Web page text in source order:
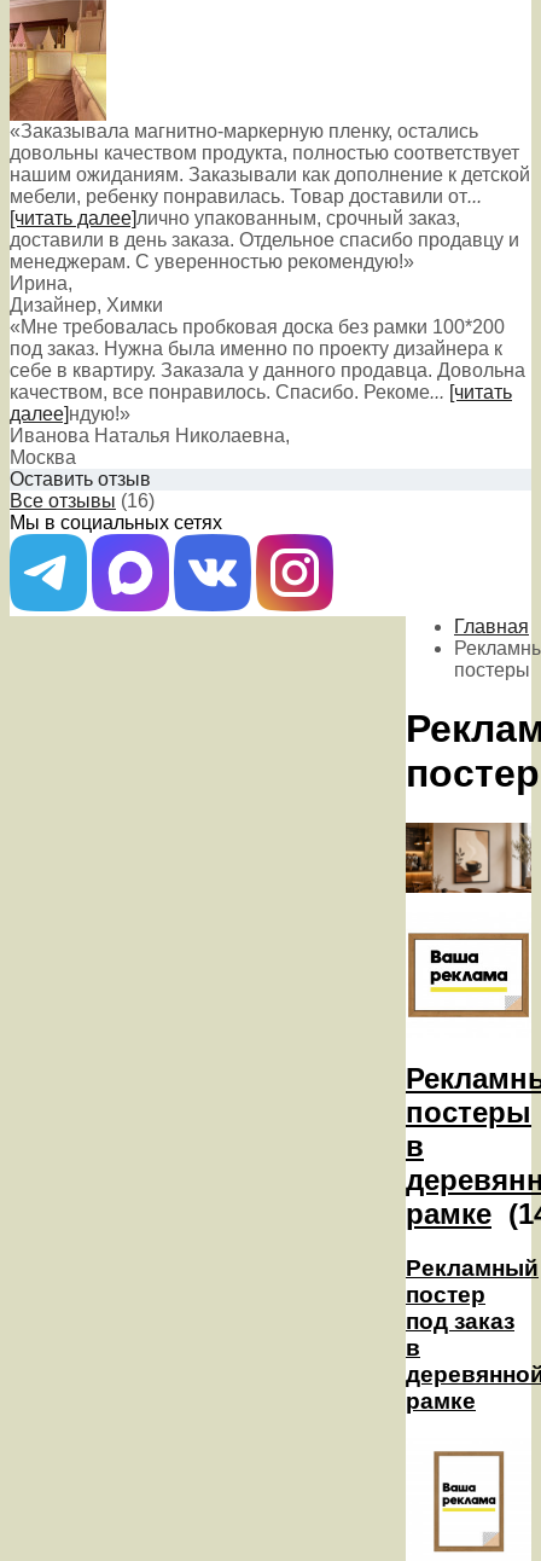
«Заказывала магнитно-маркерную пленку, остались
довольны качеством продукта, полностью соответствует
нашим ожиданиям. Заказывали как дополнение к детской
мебели, ребенку понравилась. Товар доставили от...
[читать далее]лично упакованным, срочный заказ,
доставили в день заказа. Отдельное спасибо продавцу и
менеджерам. С уверенностью рекомендую!»
Ирина,
Дизайнер, Химки
«Мне требовалась пробковая доска без рамки 100*200
под заказ. Нужна была именно по проекту дизайнера к
себе в квартиру. Заказала у данного продавца. Довольна
качеством, все понравилось. Спасибо. Рекоме... [читать
далее]ндую!»
Иванова Наталья Николаевна,
Москва
Оставить отзыв
Все отзывы (16)
Мы в социальных сетях
Главная
постеры
постеры
в
рамке
Рекламный
постер
под заказ
в
рамке